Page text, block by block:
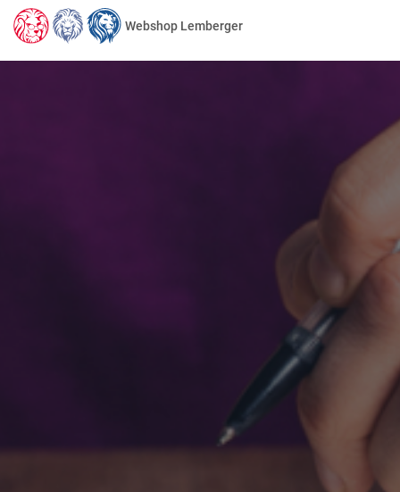
Webshop Lemberger